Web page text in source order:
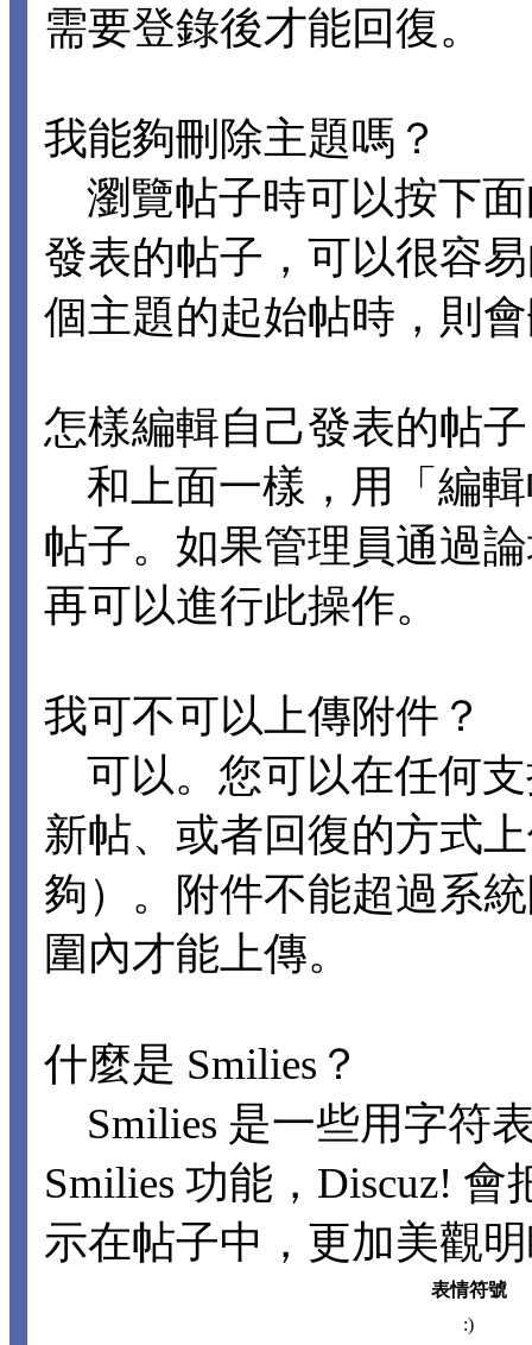
需要登錄後才能回復。
我能夠刪除主題嗎？
瀏覽帖子時可以按下
發表的帖子，可以很容
個主題的起始帖時，則
怎樣編輯自己發表的帖
和上面一樣，用「編
帖子。如果管理員通過
再可以進行此操作。
我可不可以上傳附件？
可以。您可以在任何
新帖、或者回復的方式
夠）。附件不能超過系
圍內才能上傳。
什麼是 Smilies？
Smilies 是一些用字符
Smilies 功能，Discuz!
示在帖子中，更加美觀
表情符號
:)